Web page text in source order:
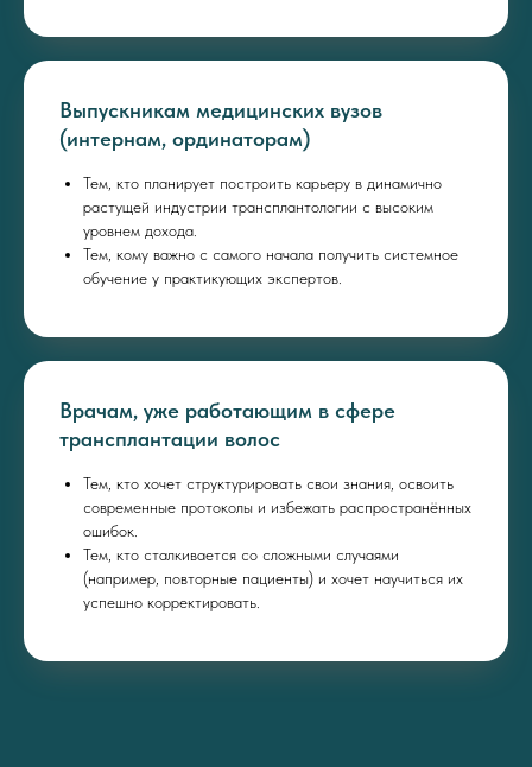
Выпускникам медицинских вузов
(интернам, ординаторам)
Тем, кто планирует построить карьеру в динамично
растущей индустрии трансплантологии с высоким
уровнем дохода.
Тем, кому важно с самого начала получить системное
обучение у практикующих экспертов.
Врачам, уже работающим в сфере
трансплантации волос
Тем, кто хочет структурировать свои знания, освоить
современные протоколы и избежать распространённых
ошибок.
Тем, кто сталкивается со сложными случаями
(например, повторные пациенты) и хочет научиться их
успешно корректировать.